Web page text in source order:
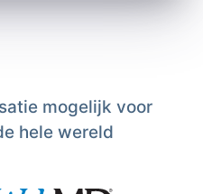
mogelijk voor
hele wereld